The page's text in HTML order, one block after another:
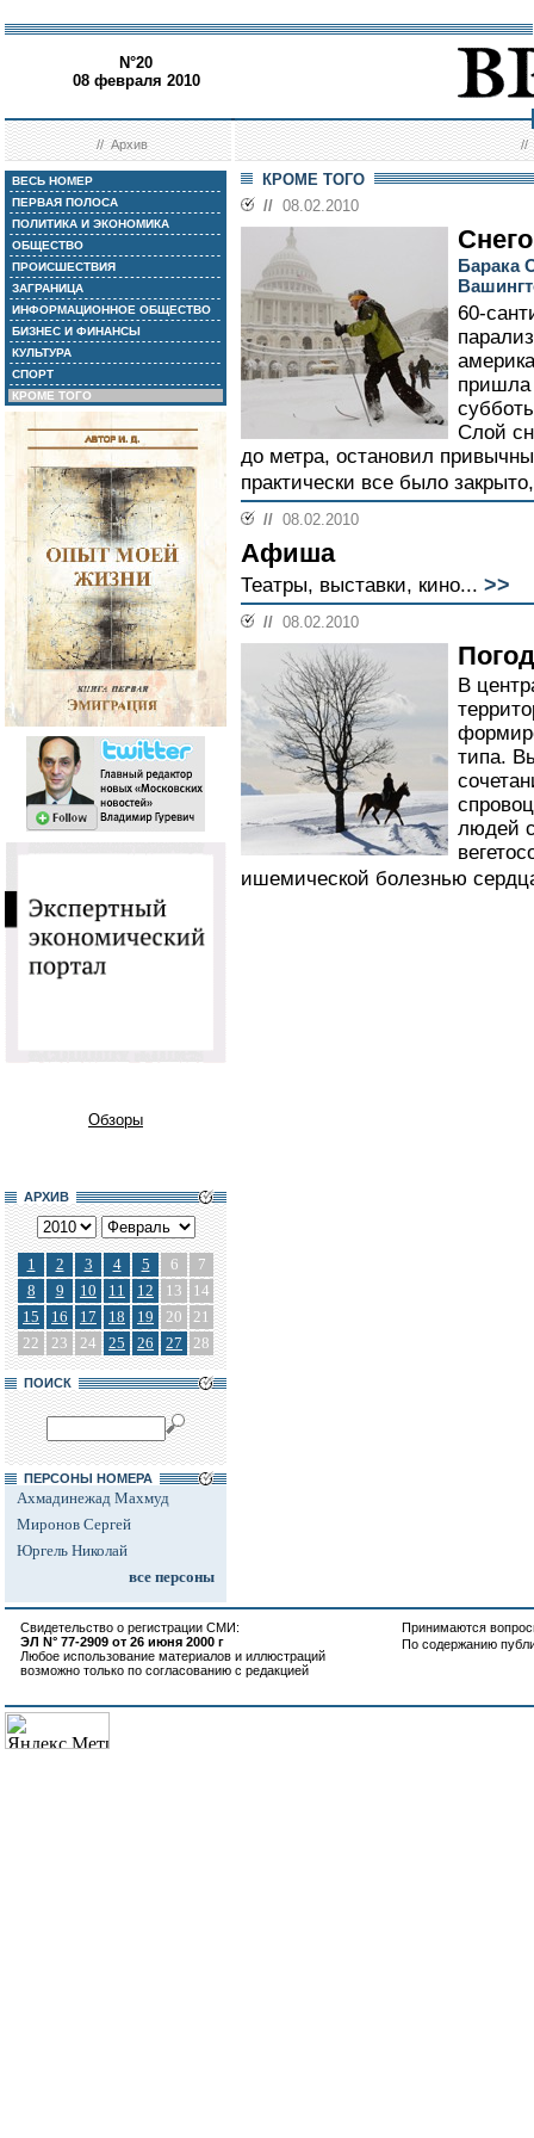
N°20
08 февраля 2010
//Архив //
ВЕСЬ НОМЕР
ПЕРВАЯ ПОЛОСА
ПОЛИТИКА И ЭКОНОМИКА
ОБЩЕСТВО
ПРОИСШЕСТВИЯ
ЗАГРАНИЦА
ИНФОРМАЦИОННОЕ ОБЩЕСТВО
БИЗНЕС И ФИНАНСЫ
КУЛЬТУРА
СПОРТ
КРОМЕ ТОГО
Обзоры
АРХИВ
1 2 3 4 5 6
7
8
9 10 11 12 13
14
15
16 17 18 19 20
21
22
23 24 25 26 27 28
ПОИСК
ПЕРСОНЫ НОМЕРА
Ахмадинежад Махмуд
Миронов Сергей
Юргель Николай
все персоны
КРОМЕ ТОГО
// 08.02.2010
Барака
60-
пришла
Слой
до метра, остановил
практически все было
// 08.02.2010
Афиша
Театры, выставки, кино... >>
// 08.02.2010
В
типа.
людей
ишемической болезнью
Свидетельство о регистрации СМИ:
ЭЛ N° 77-2909 от 26 июня 2000 г
Любое использование материалов и иллюстраций
возможно только по согласованию с редакцией
Принимаются
По содержанию